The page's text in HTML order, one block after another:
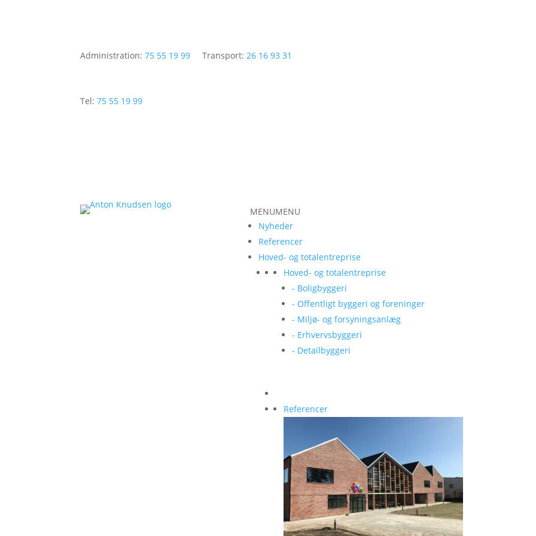
Administration:75 55 19 99 Transport: 26 16 93 31
Tel:75 55 19 99
MENUMENU
Nyheder
Referencer
Hoved- og totalentreprise
Hoved- og totalentreprise
- Boligbyggeri
- Offentligt byggeri og foreninger
- Miljø- og forsyningsanlæg
- Erhvervsbyggeri
- Detailbyggeri
Referencer